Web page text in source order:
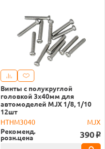
Винты с полукруглой
головкой 3х40мм для
автомоделей MJX 1/8, 1/10
12шт
HTHM3040
MJX
Рекоменд.
розн.цена 390 o